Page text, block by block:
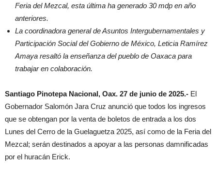
Feria del Mezcal, esta última ha generado 30 mdp en año
anteriores.
La coordinadora general de Asuntos Intergubernamentales y
Participación Social del Gobierno de México, Leticia Ramírez
Amaya resaltó la enseñanza del pueblo de Oaxaca para
trabajar en colaboración.
Santiago Pinotepa Nacional, Oax. 27 de junio de 2025.- El
Gobernador Salomón Jara Cruz anunció que todos los ingresos
que se obtengan por la venta de boletos de entrada a los dos
Lunes del Cerro de la Guelaguetza 2025, así como de la Feria del
Mezcal; serán destinados a apoyar a las personas damnificadas
por el huracán Erick.